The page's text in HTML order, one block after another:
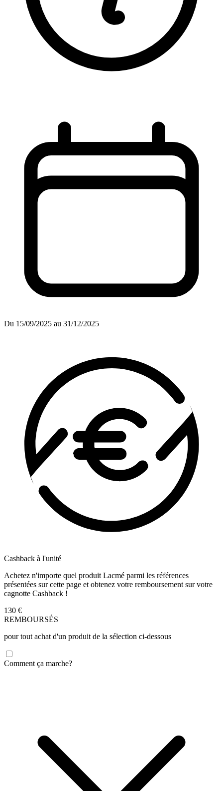
Du 15/09/2025 au 31/12/2025
Cashback à l'unité
Achetez n'importe quel produit Lacmé parmi les références
présentées sur cette page et obtenez votre remboursement sur votre
cagnotte Cashback !
130 €
REMBOURSÉS
pour tout achat d'un produit de la sélection ci-dessous
Comment ça marche?